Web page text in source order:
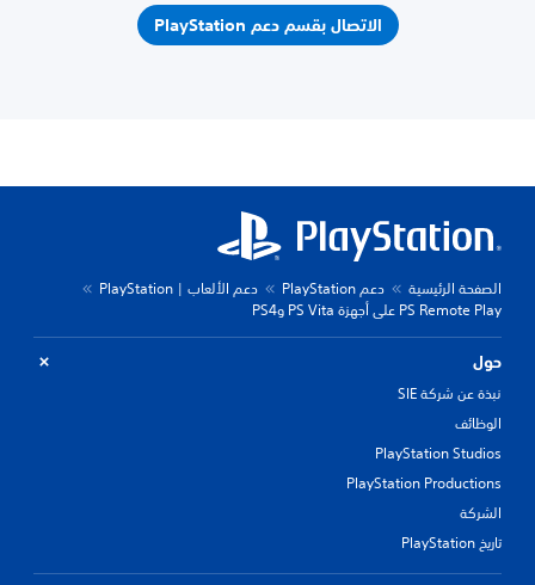
الاتصال بقسم دعم PlayStation
الصفحة الرئيسية دعم PlayStation
دعم الألعاب | PlayStation
PS Remote Play على أجهزة PS Vita وPS4
حول
نبذة عن شركة SIE
الوظائف
PlayStation Studios
PlayStation Productions
الشركة
تاريخ PlayStation